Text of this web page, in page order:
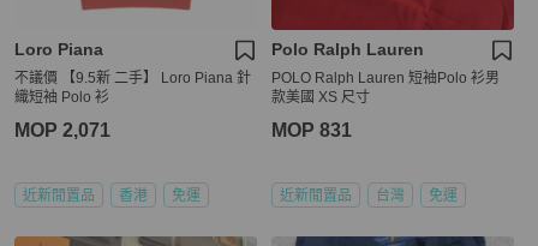
Loro Piana
不議價 【9.5新 二手】 Loro Piana 針
織短袖 Polo 衫
MOP 2,071
近新閒置品 香港 免運
Polo Ralph Lauren
POLO Ralph Lauren 短袖Polo 衫男
款美國 XS 尺寸
MOP 831
近新閒置品 台灣 免運